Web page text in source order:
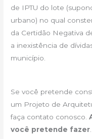
de IPTU do lote
urbano) no qual
da Certidão Negativa
a inexistência de
município.
Se você pretende
um Projeto de
faça contato conosco.
você pretende fazer